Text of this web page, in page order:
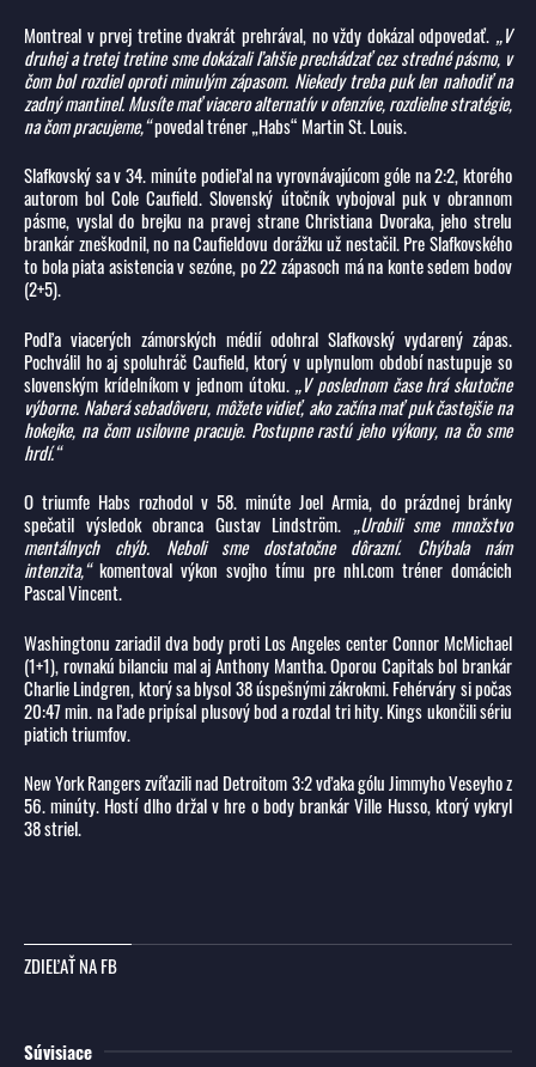
Montreal v prvej tretine dvakrát prehrával, no vždy dokázal odpovedať. „V
druhej a tretej tretine sme dokázali ľahšie prechádzať cez stredné pásmo, v
čom bol rozdiel oproti minulým zápasom. Niekedy treba puk len nahodiť na
zadný mantinel. Musíte mať viacero alternatív v ofenzíve, rozdielne stratégie,
na čom pracujeme,“povedal tréner „Habs“ Martin St. Louis.
Slafkovský sa v 34. minúte podieľal na vyrovnávajúcom góle na 2:2, ktorého
autorom bol Cole Caufield. Slovenský útočník vybojoval puk v obrannom
pásme, vyslal do brejku na pravej strane Christiana Dvoraka, jeho strelu
brankár zneškodnil, no na Caufieldovu dorážku už nestačil. Pre Slafkovského
to bola piata asistencia v sezóne, po 22 zápasoch má na konte sedem bodov
(2+5).
Podľa viacerých zámorských médií odohral Slafkovský vydarený zápas.
Pochválil ho aj spoluhráč Caufield, ktorý v uplynulom období nastupuje so
slovenským krídelníkom v jednom útoku. „V poslednom čase hrá skutočne
výborne. Naberá sebadôveru, môžete vidieť, ako začína mať puk častejšie na
hokejke, na čom usilovne pracuje. Postupne rastú jeho výkony, na čo sme
hrdí.“
O triumfe Habs rozhodol v 58. minúte Joel Armia, do prázdnej bránky
spečatil výsledok obranca Gustav Lindström. „Urobili sme množstvo
mentálnych chýb. Neboli sme dostatočne dôrazní. Chýbala nám
intenzita,“komentoval výkon svojho tímu pre nhl.com tréner domácich
Pascal Vincent.
Washingtonu zariadil dva body proti Los Angeles center Connor McMichael
(1+1), rovnakú bilanciu mal aj Anthony Mantha. Oporou Capitals bol brankár
Charlie Lindgren, ktorý sa blysol 38 úspešnými zákrokmi. Fehérváry si počas
20:47 min. na ľade pripísal plusový bod a rozdal tri hity. Kings ukončili sériu
piatich triumfov.
New York Rangers zvíťazili nad Detroitom 3:2 vďaka gólu Jimmyho Veseyho z
56. minúty. Hostí dlho držal v hre o body brankár Ville Husso, ktorý vykryl
38 striel.
ZDIEĽAŤ NA FB
Súvisiace